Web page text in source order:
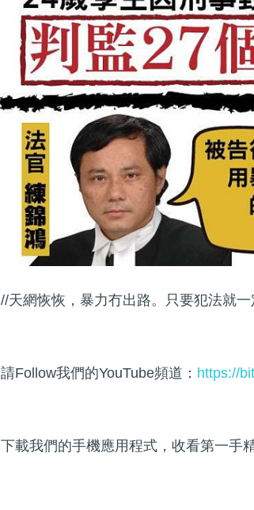
//天網恢恢，暴力冇出路。只要犯法就
請Follow我們的YouTube頻道： https://
下載我們的手機應用程式，收看第一手